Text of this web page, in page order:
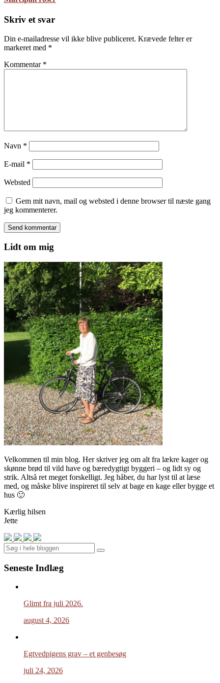
Skriv et svar
Din e-mailadresse vil ikke blive publiceret. Krævede felter er
markeret med *
Kommentar *
Navn *
E-mail *
Websted
Gem mit navn, mail og websted i denne browser til næste gang
jeg kommenterer.
Lidt om mig
Velkommen til min blog. Her skriver jeg om alt fra lækre kager og
skønne brød til vild have og bæredygtigt byggeri – og lidt sy og
strik. Altså ret meget forskelligt. Jeg håber, du har lyst til at læse
med, og måske blive inspireret til selv at bage en kage eller bygge et
hus 🙂
Kærlig hilsen
Jette
Search
Seneste Indlæg
Glimt fra juli 2026.
august 4, 2026
Egtvedpigens grav – et genbesøg
juli 24, 2026